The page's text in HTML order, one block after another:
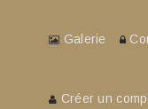
Galerie
Créer un